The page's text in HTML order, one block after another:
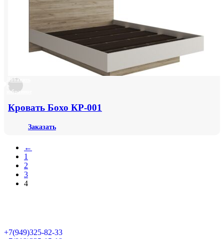
Добавить
в
избранное
Кровать Бохо КР-001
Заказать
←
1
2
3
4
+7(949)325-82-33